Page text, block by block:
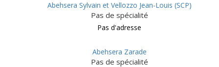
Abehsera Sylvain et Vellozzo Jean-Louis (SCP)
Pas de spécialité
Pas d'adresse
Abehsera Zarade
Pas de spécialité